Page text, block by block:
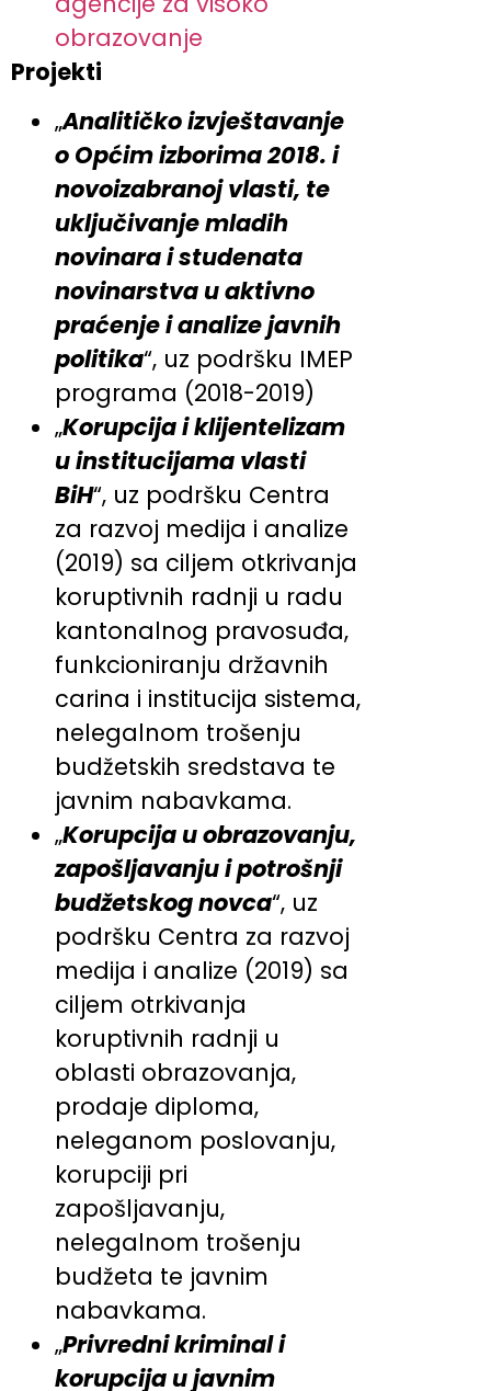
obrazovanje
Projekti
„Analitičko izvještavanje
o Općim izborima 2018. i
novoizabranoj vlasti, te
uključivanje mladih
novinara i studenata
novinarstva u aktivno
praćenje i analize javnih
politika“, uz podršku IMEP
programa (2018-2019)
„Korupcija i klijentelizam
u institucijama vlasti
BiH“, uz podršku Centra
za razvoj medija i analize
(2019) sa ciljem otkrivanja
koruptivnih radnji u radu
kantonalnog pravosuđa,
funkcioniranju državnih
carina i institucija sistema,
nelegalnom trošenju
budžetskih sredstava te
javnim nabavkama.
„Korupcija u obrazovanju,
zapošljavanju i potrošnji
budžetskog novca“, uz
podršku Centra za razvoj
medija i analize (2019) sa
ciljem otrkivanja
koruptivnih radnji u
oblasti obrazovanja,
prodaje diploma,
neleganom poslovanju,
korupciji pri
zapošljavanju,
nelegalnom trošenju
budžeta te javnim
nabavkama.
„Privredni kriminal i
korupcija u javnim